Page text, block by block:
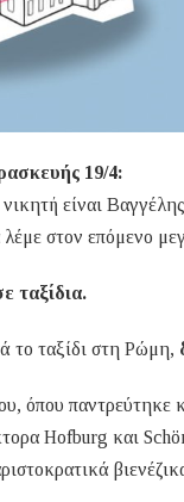
19/4:
είναι
στον επόμενο
ταξίδια.
το ταξίδι στη Ρώμη,
όπου παντρεύτηκε
Hofburg και